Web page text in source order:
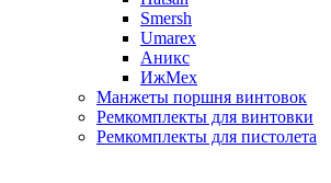
Smersh
Umarex
Аникс
ИжМех
Манжеты поршня винтовок
Ремкомплекты для винтовки
Ремкомплекты для пистолета